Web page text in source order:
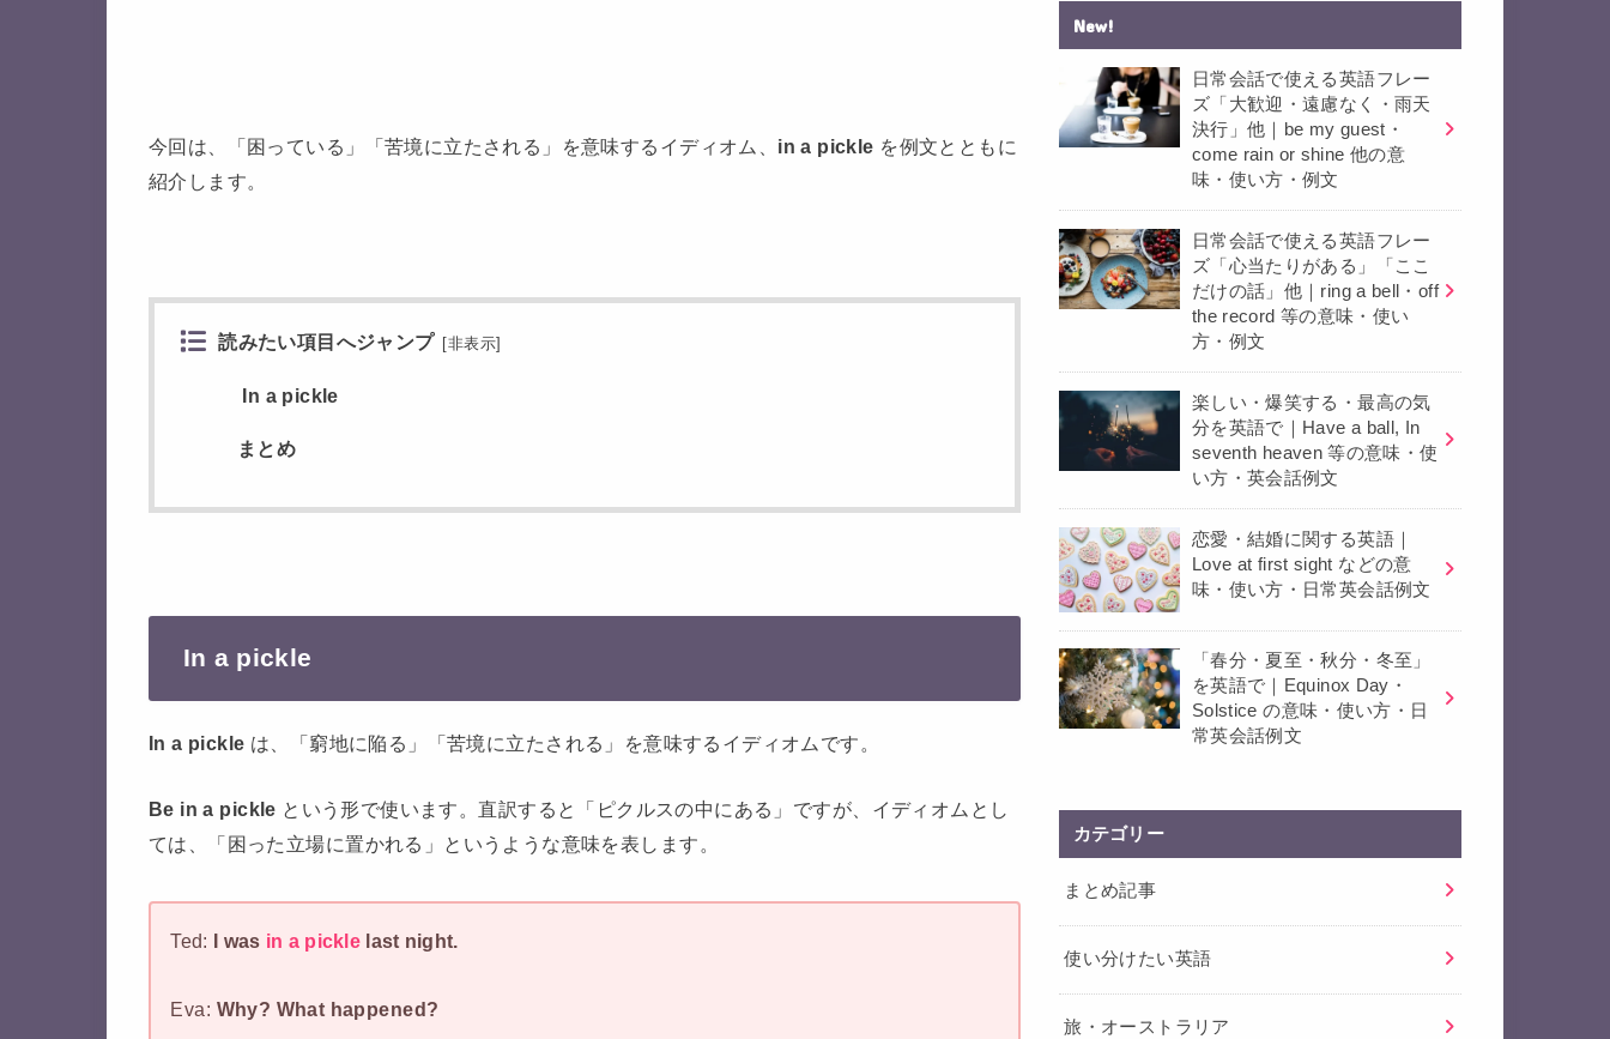
今回は、「困っている」「苦境に立たされる」を意味するイディオム、 in a pickle を例文とともに
紹介します。
読みたい項目へジャンプ 非表示]
In a pickle
まとめ
In a pickle
In a pickle は、「窮地に陥る」「苦境に立たされる」を意味するイディオムです。
Be in a pickle という形で使います。直訳すると「ピクルスの中にある」ですが、イディオムとし
ては、「困った立場に置かれる」というような意味を表します。
Ted: I was in a pickle last night.
Eva: Why? What happened?
New!
日常会話で使える英語フレー
ズ「大歓迎・遠慮なく・雨天
決行」他｜be my guest・
come rain or shine 他の意
味・使い方・例文
日常会話で使える英語フレー
ズ「心当たりがある」「ここ
だけの話」他｜ring a bell・off
the record 等の意味・使い
方・例文
楽しい・爆笑する・最高の気
分を英語で｜Have a ball, In
seventh heaven 等の意味・使
い方・英会話例文
恋愛・結婚に関する英語｜
Love at first sight などの意
味・使い方・日常英会話例文
「春分・夏至・秋分・冬至」
を英語で｜Equinox Day・
Solstice の意味・使い方・日
常英会話例文
カテゴリー
まとめ記事
使い分けたい英語
旅・オーストラリア